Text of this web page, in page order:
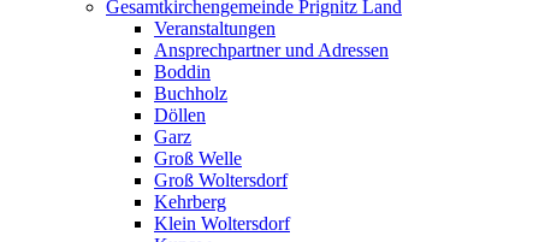
Gesamtkirchengemeinde Prignitz Land
Veranstaltungen
Ansprechpartner und Adressen
Boddin
Buchholz
Döllen
Garz
Groß Welle
Groß Woltersdorf
Kehrberg
Klein Woltersdorf